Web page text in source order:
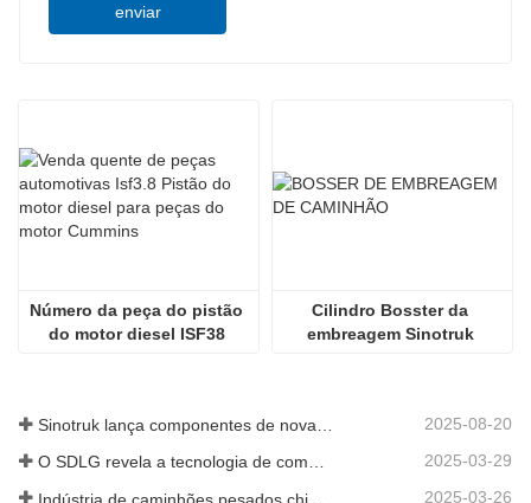
enviar
Número da peça do pistão
do motor diesel ISF38
Cilindro Bosster da
embreagem Sinotruk
2025-08-20
O SDLG revela a tecnologia de componentes de caminhões de próxima geração para aumentar a eficiência da logística global 2025-03-29
2025-03-26